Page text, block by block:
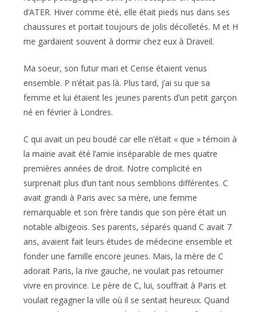
d’ATER. Hiver comme été, elle était pieds nus dans ses
chaussures et portait toujours de jolis décolletés. M et H
me gardaient souvent à dormir chez eux à Draveil.
Ma soeur, son futur mari et Cerise étaient venus
ensemble. P n’était pas là. Plus tard, j’ai su que sa
femme et lui étaient les jeunes parents d’un petit garçon
né en février à Londres.
C qui avait un peu boudé car elle n’était « que » témoin à
la mairie avait été l’amie inséparable de mes quatre
premières années de droit. Notre complicité en
surprenait plus d’un tant nous semblions différentes. C
avait grandi à Paris avec sa mère, une femme
remarquable et son frère tandis que son père était un
notable albigeois. Ses parents, séparés quand C avait 7
ans, avaient fait leurs études de médecine ensemble et
fonder une famille encore jeunes. Mais, la mère de C
adorait Paris, la rive gauche, ne voulait pas retourner
vivre en province. Le père de C, lui, souffrait à Paris et
voulait regagner la ville où il se sentait heureux. Quand